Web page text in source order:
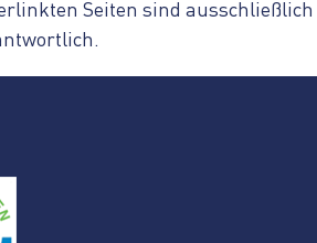
Seiten sind ausschließlich